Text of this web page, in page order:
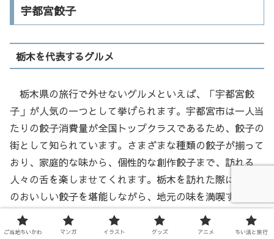
宇都宮餃子
栃木を代表するグルメ
栃木県の旅行で外せないグルメといえば、「宇都宮餃
子」が人気の一つとして挙げられます。宇都宮市は一人当
たりの餃子消費量が全国トップクラスであるため、餃子の
街として知られています。さまざまな種類の餃子が揃って
おり、家庭的な味から、個性的な創作餃子まで、訪れる
人々の舌を楽しませてくれます。栃木を訪れた際には、こ
のおいしい餃子を堪能しながら、地元の味を満喫するのが
おすすめです。
ご当地ちいかわ マンガ イラスト グッズ アニメ ちい活と旅行